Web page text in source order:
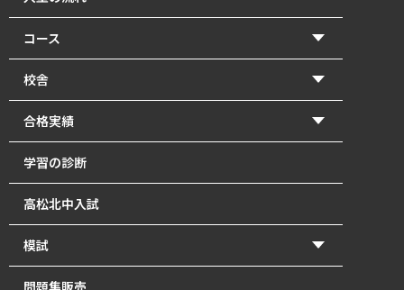
コース
【2026年度前期】小学5・6年生(北中受験コース)
【2026年度前期】小学5・6年生(一般進学コース)
【2026年度前期】中学1･2年生
【2026年度前期】中学3年生
塾長直接指導の「塾長クラス」｜瓦町で中学生の個別
指導
【2026年度前期】高校1～3年生・既卒生
校舎
香東校（円座町）
瓦町校
合格実績
2026年 高校入試 合格体験記
2025年 高校入試 合格体験記
2025年 北中入試 合格体験記
学習の診断
高松北中入試
模試
かとうもし
問題集販売